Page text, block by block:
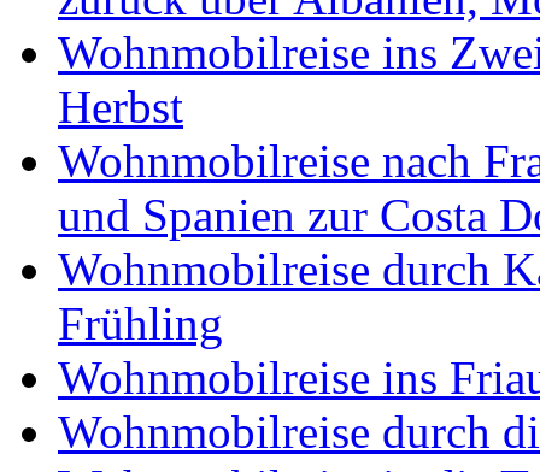
Wohnmobilreise ins
Herbst
Wohnmobilreise nach
und Spanien zur Costa
Wohnmobilreise durch
Frühling
Wohnmobilreise ins
Wohnmobilreise durch